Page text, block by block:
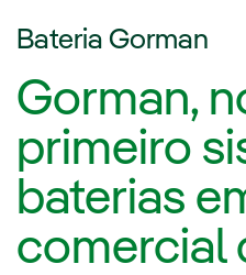
Bateria Gorman
Gorman,
primeiro
baterias
comercial